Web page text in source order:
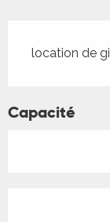
location de
Capacité